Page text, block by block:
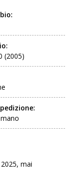
(2005)
mai